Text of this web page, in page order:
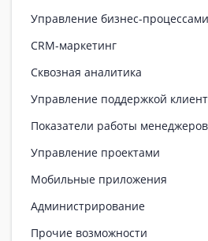
Управление бизнес-процессами
CRM-маркетинг
Сквозная аналитика
Управление поддержкой
Показатели работы менеджеров
Управление проектами
Мобильные приложения
Администрирование
Прочие возможности